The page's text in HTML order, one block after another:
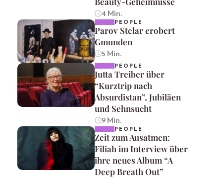
4 Min.
PEOPLE
Parov Stelar erobert
Gmunden
5 Min.
PEOPLE
Jutta Treiber über
“Kurztrip nach
Absurdistan”, Jubiläen
und Sehnsucht
9 Min.
PEOPLE
Zeit zum Ausatmen:
Filiah im Interview über
ihre neues Album “A
Deep Breath Out”